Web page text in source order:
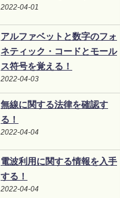
2022-04-01
アルファベットと数字のフォ
ネティック・コードとモール
ス符号を覚える！
2022-04-03
無線に関する法律を確認す
る！
2022-04-04
電波利用に関する情報を入手
する！
2022-04-04